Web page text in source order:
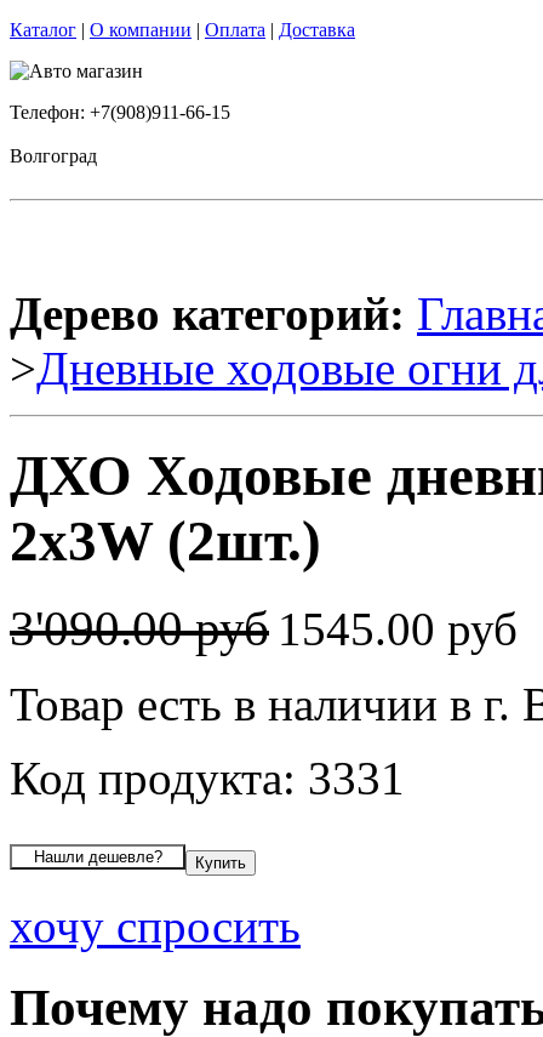
Каталог | О компании | Оплата | Доставка
Телефон: +7(908)911-66-15
Волгоград
Дерево категорий:
>Дневные ходовые огни
ДХО Ходовые
2x3W (2шт.)
3'090.00 руб 1545.00 руб
Товар есть в наличии в г.
Код продукта: 3331
хочу спросить
Почему надо